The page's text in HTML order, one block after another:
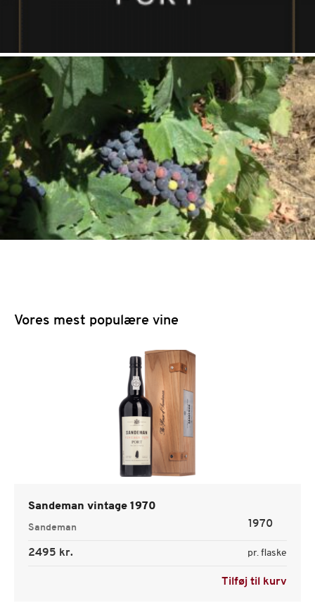
Vores mest populære vine
Sandeman vintage 1970
Sandeman 1970
2495 kr. pr. flaske
Tilføj til kurv